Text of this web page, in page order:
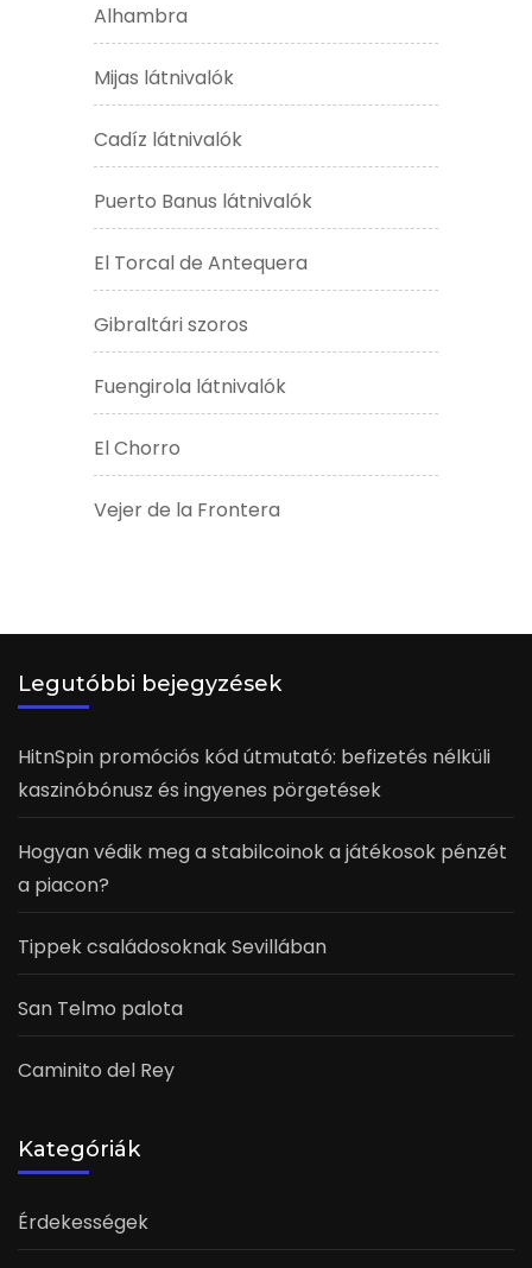
Alhambra
Mijas látnivalók
Cadíz látnivalók
Puerto Banus látnivalók
El Torcal de Antequera
Gibraltári szoros
Fuengirola látnivalók
El Chorro
Vejer de la Frontera
Legutóbbi bejegyzések
HitnSpin promóciós kód útmutató: befizetés nélküli
kaszinóbónusz és ingyenes pörgetések
Hogyan védik meg a stabilcoinok a játékosok pénzét
a piacon?
Tippek családosoknak Sevillában
San Telmo palota
Caminito del Rey
Kategóriák
Érdekességek